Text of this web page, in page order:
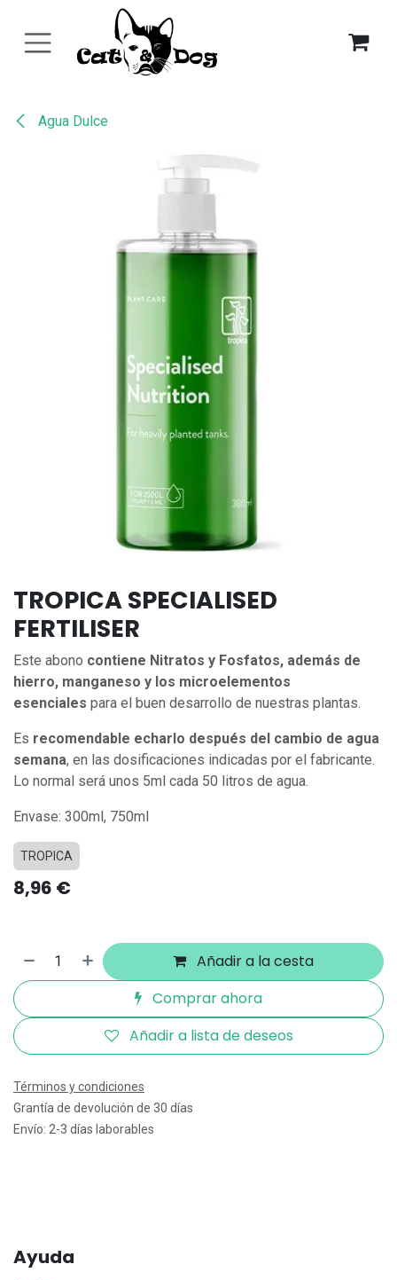
Agua Dulce
TROPICA SPECIALISED
FERTILISER
Este abono contiene Nitratos y Fosfatos, además de
hierro, manganeso y los microelementos
esenciales para el buen desarrollo de nuestras plantas.
Es recomendable echarlo después del cambio de agua
semana, en las dosificaciones indicadas por el fabricante.
Lo normal será unos 5ml cada 50 litros de agua.
Envase: 300ml, 750ml
TROPICA
8,96 €
Añadir a la cesta
Comprar ahora
Añadir a lista de deseos
Términos y condiciones
Grantía de devolución de 30 días
Envío: 2-3 días laborables
Ayuda